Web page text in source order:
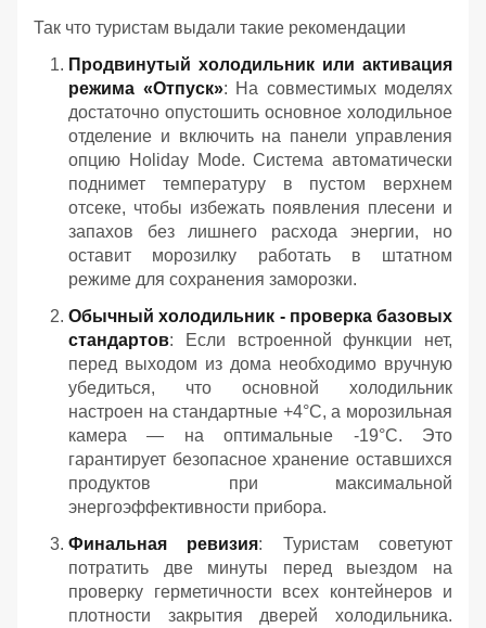
Так что туристам выдали такие рекомендации
Продвинутый холодильник или активация
режима «Отпуск»: На совместимых моделях
достаточно опустошить основное холодильное
отделение и включить на панели управления
опцию Holiday Mode. Система автоматически
поднимет температуру в пустом верхнем
отсеке, чтобы избежать появления плесени и
запахов без лишнего расхода энергии, но
оставит морозилку работать в штатном
режиме для сохранения заморозки.
Обычный холодильник - проверка базовых
стандартов: Если встроенной функции нет,
перед выходом из дома необходимо вручную
убедиться, что основной холодильник
настроен на стандартные +4°C, а морозильная
камера — на оптимальные -19°C. Это
гарантирует безопасное хранение оставшихся
продуктов при максимальной
энергоэффективности прибора.
Финальная ревизия: Туристам советуют
потратить две минуты перед выездом на
проверку герметичности всех контейнеров и
плотности закрытия дверей холодильника.